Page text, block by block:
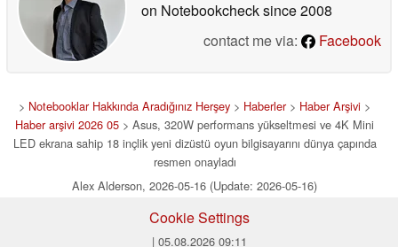
on Notebookchecksince 2008
contact me via:
Facebook
> Notebooklar Hakkında Aradığınız Herşey > Haberler> Haber Arşivi >
Haber arşivi 2026 05 > Asus, 320W performans yükseltmesi ve 4K Mini
LED ekrana sahip 18 inçlik yeni dizüstü oyun bilgisayarını dünya çapında
resmen onayladı
Alex Alderson, 2026-05-16 (Update: 2026-05-16)
Cookie Settings
| 05.08.2026 09:11